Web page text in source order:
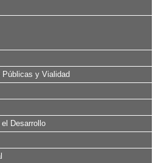
Públicas y Vialidad
Desarrollo